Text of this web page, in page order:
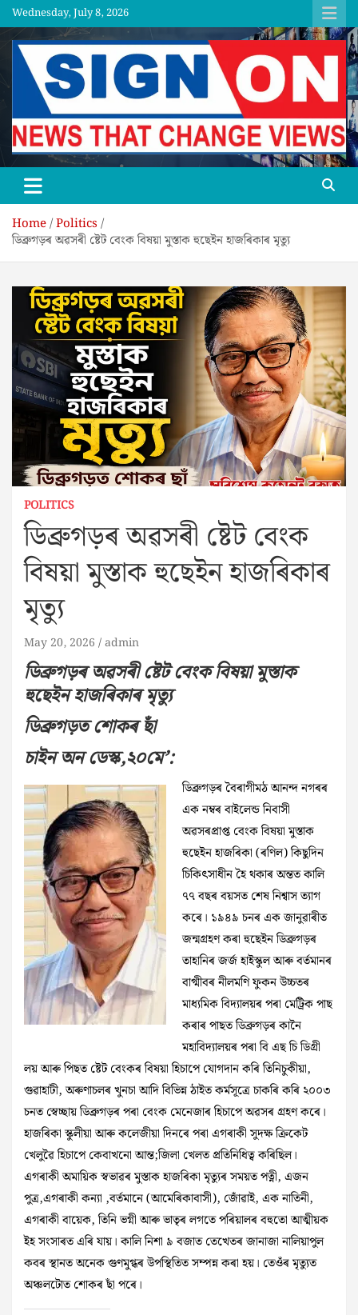
Skip
to
content
Wednesday, July 8, 2026
SGNON
Home Politics
ডিব্ৰুগড়ৰ অৱসৰী ষ্টেট বেংক বিষয়া মুস্তাক হুছেইন হাজৰিকাৰ মৃত্যু
POLITICS
ডিব্ৰুগড়ৰ অৱসৰী ষ্টেট বেংক
বিষয়া মুস্তাক হুছেইন হাজৰিকাৰ
মৃত্যু
May 20, 2026 admin
ডিব্ৰুগড়ৰ অৱসৰী ষ্টেট বেংক বিষয়া মুস্তাক
হুছেইন হাজৰিকাৰ মৃত্যু
ডিব্ৰুগড়ত শোকৰ ছাঁ
চাইন অন ডেস্ক,২০মে’:
ডিব্ৰুগড়ৰ বৈৰাগীমঠ আনন্দ নগৰৰ
এক নম্বৰ বাইলেন্ড নিবাসী
অৱসৰপ্ৰাপ্ত বেংক বিষয়া মুস্তাক
হুছেইন হাজৰিকা (ৰণিল) কিছুদিন
চিকিৎসাধীন হৈ থকাৰ অন্তত কালি
৭৭ বছৰ বয়সত শেষ নিশ্বাস ত্যাগ
কৰে। ১৯৪৯ চনৰ এক জানুৱাৰীত
জন্মগ্ৰহণ কৰা হুছেইন ডিব্ৰুগড়ৰ
তাহানিৰ জৰ্জ হাইস্কুল আৰু বৰ্তমানৰ
বাগ্মীবৰ নীলমণি ফুকন উচ্চতৰ
মাধ্যমিক বিদ্যালয়ৰ পৰা মেট্ৰিক পাছ
কৰাৰ পাছত ডিব্ৰুগড়ৰ কানৈ
মহাবিদ্যালয়ৰ পৰা বি এছ চি ডিগ্ৰী
লয় আৰু পিছত ষ্টেট বেংকৰ বিষয়া হিচাপে যোগদান কৰি তিনিচুকীয়া,
গুৱাহাটী, অৰুণাচলৰ খুনচা আদি বিভিন্ন ঠাইত কৰ্মসূত্ৰে চাকৰি কৰি ২০০৩
চনত স্বেচ্ছায় ডিব্ৰুগড়ৰ পৰা বেংক মেনেজাৰ হিচাপে অৱসৰ গ্ৰহণ কৰে।
হাজৰিকা স্কুলীয়া আৰু কলেজীয়া দিনৰে পৰা এগৰাকী সুদক্ষ ক্ৰিকেট
খেলুৱৈ হিচাপে কেবাখনো আন্ত;জিলা খেলত প্ৰতিনিধিত্ব কৰিছিল।
এগৰাকী অমায়িক স্বভাৱৰ মুস্তাক হাজৰিকা মৃত্যুৰ সময়ত পত্নী, এজন
পুত্ৰ,এগৰাকী কন্যা ,বৰ্তমানে (আমেৰিকাবাসী), জোঁৱাই, এক নাতিনী,
এগৰাকী বায়েক, তিনি ভগ্নী আৰু ভাতৃৰ লগতে পৰিয়ালৰ বহুতো আত্মীয়ক
ইহ সংসাৰত এৰি যায়। কালি নিশা ৯ বজাত তেখেতৰ জানাজা নালিয়াপুল
কবৰ স্থানত অনেক গুণমুগ্ধৰ উপস্থিতিত সম্পন্ন কৰা হয়। তেওঁৰ মৃত্যুত
অঞ্চলটোত শোকৰ ছাঁ পৰে।